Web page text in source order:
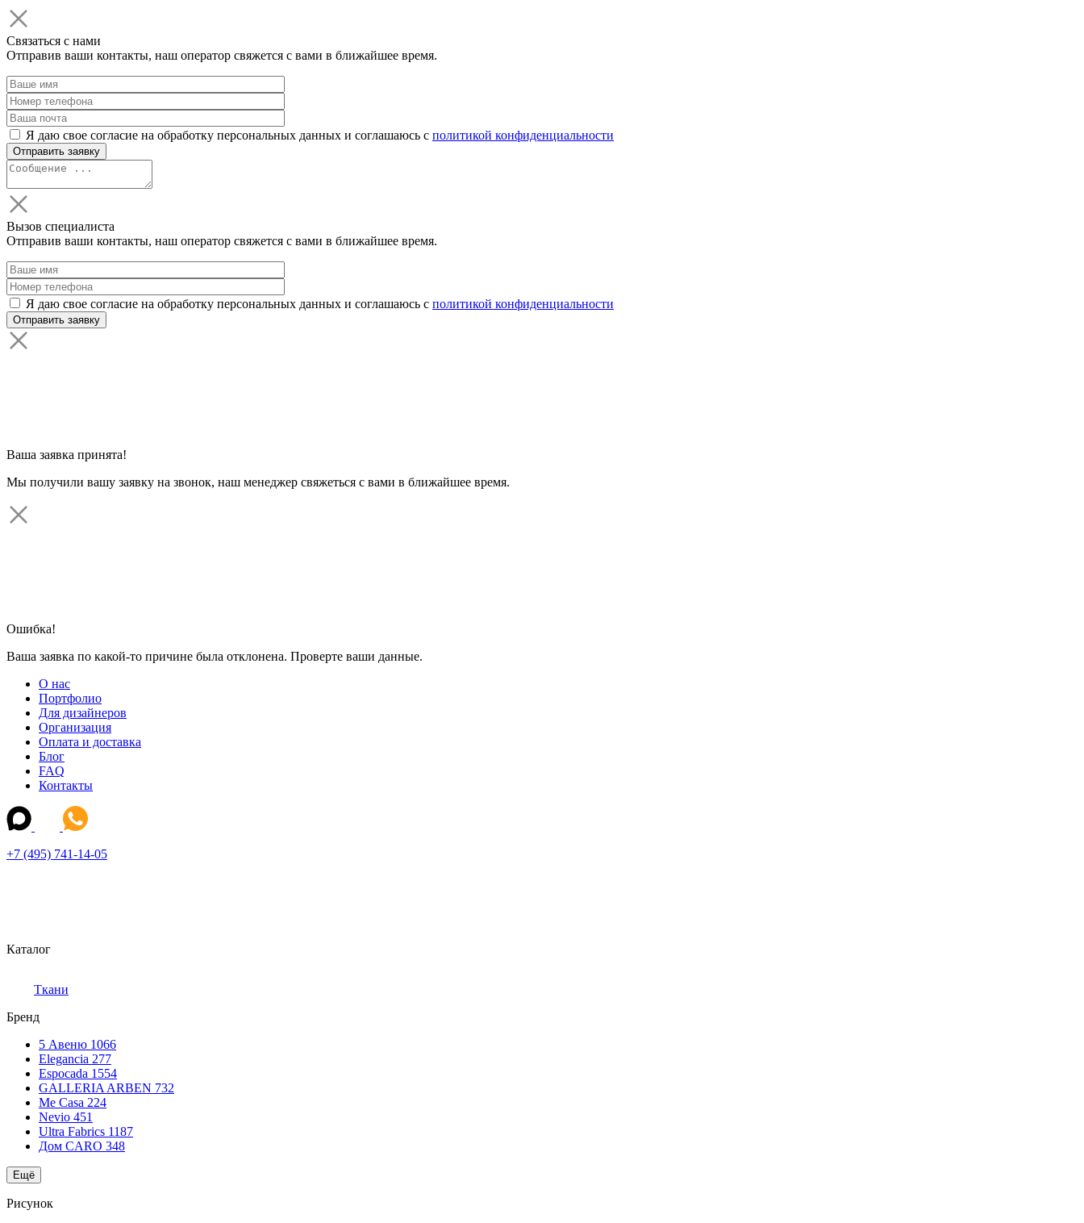
Связаться с нами
Отправив ваши контакты, наш оператор свяжется с вами в ближайшее время.
Я даю свое согласие на обработку персональных данных и соглашаюсь с политикой конфиденциальности
Вызов специалиста
Отправив ваши контакты, наш оператор свяжется с вами в ближайшее время.
Я даю свое согласие на обработку персональных данных и соглашаюсь с политикой конфиденциальности
Ваша заявка принята!
Мы получили вашу заявку на звонок, наш менеджер свяжеться с вами в ближайшее время.
Ошибка!
Ваша заявка по какой-то причине была отклонена. Проверте ваши данные.
О нас
Портфолио
Для дизайнеров
Организация
Оплата и доставка
Блог
FAQ
Контакты
+7 (495) 741-14-05
Каталог
Ткани
Бренд
5 Авеню 1066
Elegancia 277
Espocada 1554
GALLERIA ARBEN 732
Me Casa 224
Nevio 451
Ultra Fabrics 1187
Дом CARO 348
Ещё
Рисунок